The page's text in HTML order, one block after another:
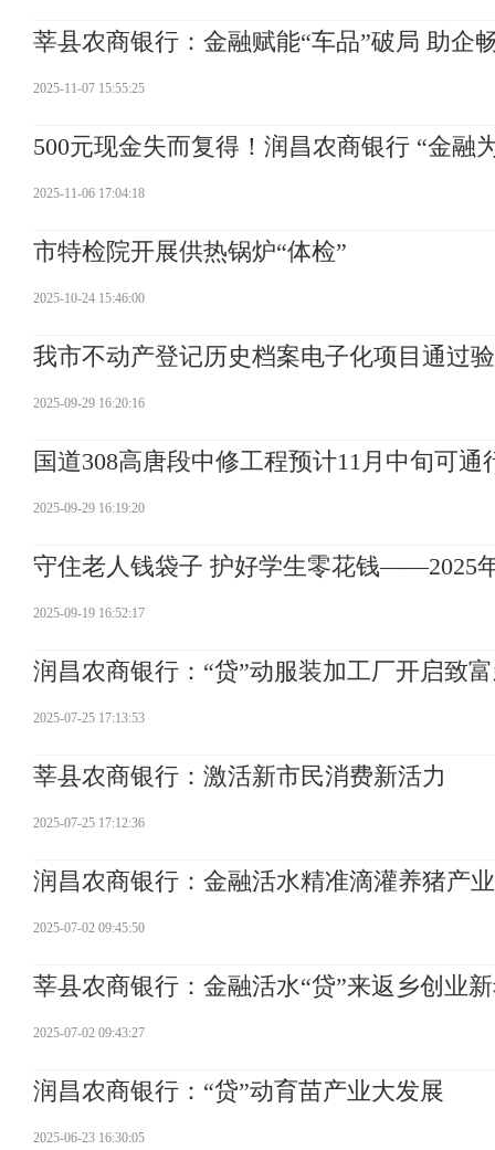
莘县农商银行：金融赋能“车品”破局 助企
2025-11-07 15:55:25
500元现金失而复得！润昌农商银行 “金融
2025-11-06 17:04:18
市特检院开展供热锅炉“体检”
2025-10-24 15:46:00
我市不动产登记历史档案电子化项目通过
2025-09-29 16:20:16
国道308高唐段中修工程预计11月中旬可通
2025-09-29 16:19:20
守住老人钱袋子 护好学生零花钱——2025
2025-09-19 16:52:17
润昌农商银行：“贷”动服装加工厂开启致
2025-07-25 17:13:53
莘县农商银行：激活新市民消费新活力
2025-07-25 17:12:36
润昌农商银行：金融活水精准滴灌养猪产业
2025-07-02 09:45:50
莘县农商银行：金融活水“贷”来返乡创业
2025-07-02 09:43:27
润昌农商银行：“贷”动育苗产业大发展
2025-06-23 16:30:05